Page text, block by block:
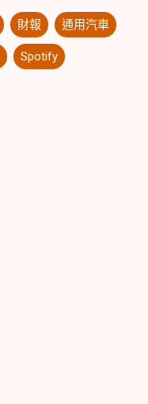
財報 通用汽車
Spotify